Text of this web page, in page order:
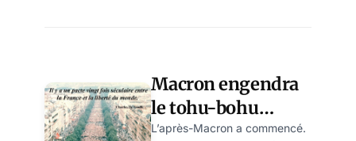
Macron engendra
le tohu-bohu
gauchiste! Et
L’après-Macron a commencé.